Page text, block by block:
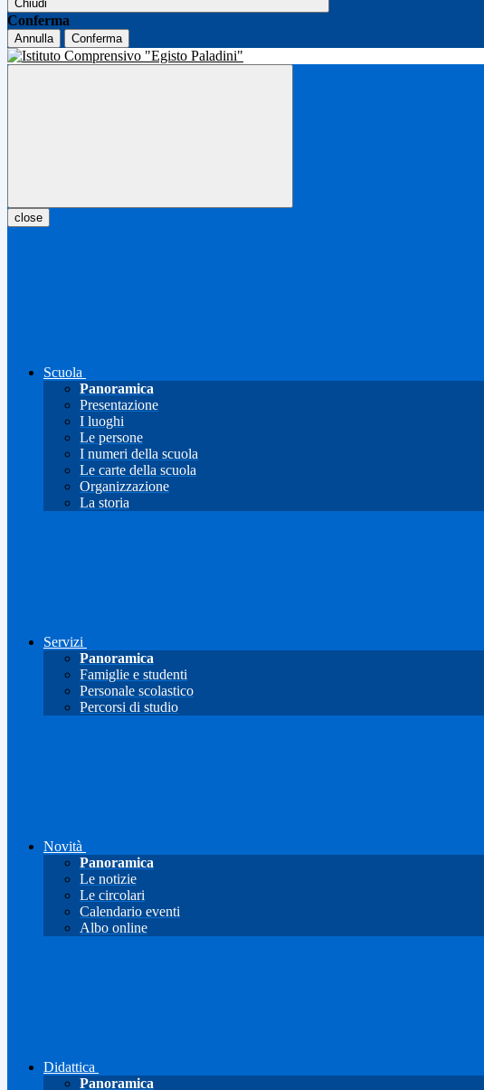
Chiudi
Conferma
Annulla Conferma
close
Scuola
Panoramica
Presentazione
I luoghi
Le persone
I numeri della scuola
Le carte della scuola
Organizzazione
La storia
Servizi
Panoramica
Famiglie e studenti
Personale scolastico
Percorsi di studio
Novità
Panoramica
Le notizie
Le circolari
Calendario eventi
Albo online
Didattica
Panoramica